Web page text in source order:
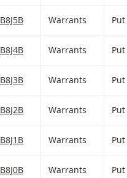
B8J5B Warrants Put
B8J4B Warrants Put
B8J3B Warrants Put
B8J2B Warrants Put
B8J1B Warrants Put
B8J0B Warrants Put